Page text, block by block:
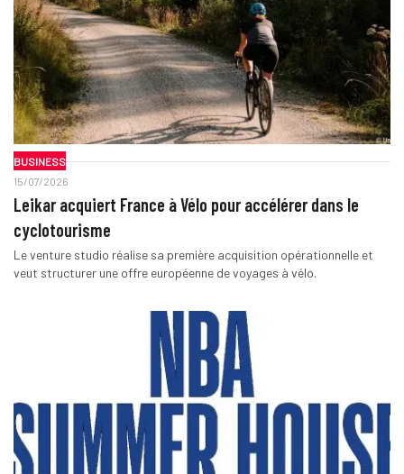
BUSINESS
15/07/2026
Leikar acquiert France à Vélo pour accélérer dans le
cyclotourisme
Le venture studio réalise sa première acquisition opérationnelle et
veut structurer une offre européenne de voyages à vélo.